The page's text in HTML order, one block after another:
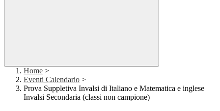
Home >
Eventi Calendario >
Prova Suppletiva Invalsi di Italiano e Matematica e inglese
Invalsi Secondaria (classi non campione)